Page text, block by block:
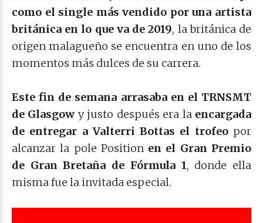
como el single más vendido por una artista
británica en lo que va de 2019, la británica de
origen malagueño se encuentra en uno de los
momentos más dulces de su carrera.
Este fin de semana arrasaba en el TRNSMT
de Glasgow y justo después era la encargada
de entregar a Valterri Bottas el trofeopor
alcanzar la pole Position en el Gran Premio
de Gran Bretaña de Fórmula 1, donde ella
misma fue la invitada especial.